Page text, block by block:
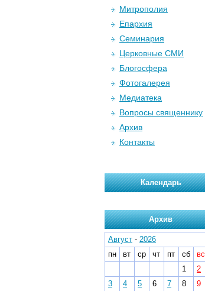
Митрополия
Епархия
Семинария
Церковные СМИ
Блогосфера
Фотогалерея
Медиатека
Вопросы священнику
Архив
Контакты
Календарь
Архив
Август - 2026
пн
вт ср чт пт сб
вс
1
2
3
4 5 6 7 8
9